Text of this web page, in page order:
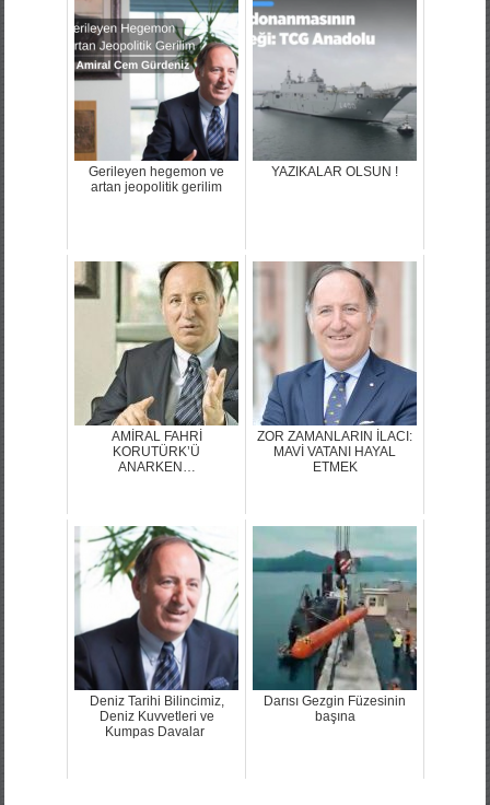
Gerileyen hegemon ve
artan jeopolitik gerilim
YAZIKALAR OLSUN !
AMİRAL FAHRİ
KORUTÜRK’Ü
ANARKEN…
ZOR ZAMANLARIN İLACI:
MAVİ VATANI HAYAL
ETMEK
Deniz Tarihi Bilincimiz,
Deniz Kuvvetleri ve
Kumpas Davalar
Darısı Gezgin Füzesinin
başına